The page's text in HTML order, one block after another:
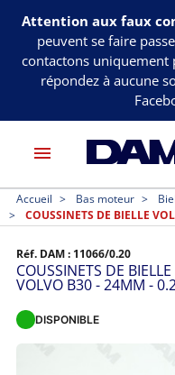
Attention aux faux
peuvent se faire
contactons uniquement
répondez à aucune
menu
Accueil Bas moteur
COUSSINETS DE BIELLE
Réf. DAM : 11066/0.20
COUSSINETS DE BIELLE
VOLVO B30 - 24MM -
DISPONIBLE